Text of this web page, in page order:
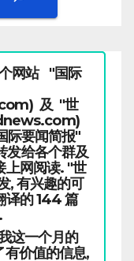
网站 "国际
及 "世
际要闻简报"
发给各个群及
上网阅读. "世
, 有兴趣的可
译的 144 篇
这一个月的
有价值的信息,